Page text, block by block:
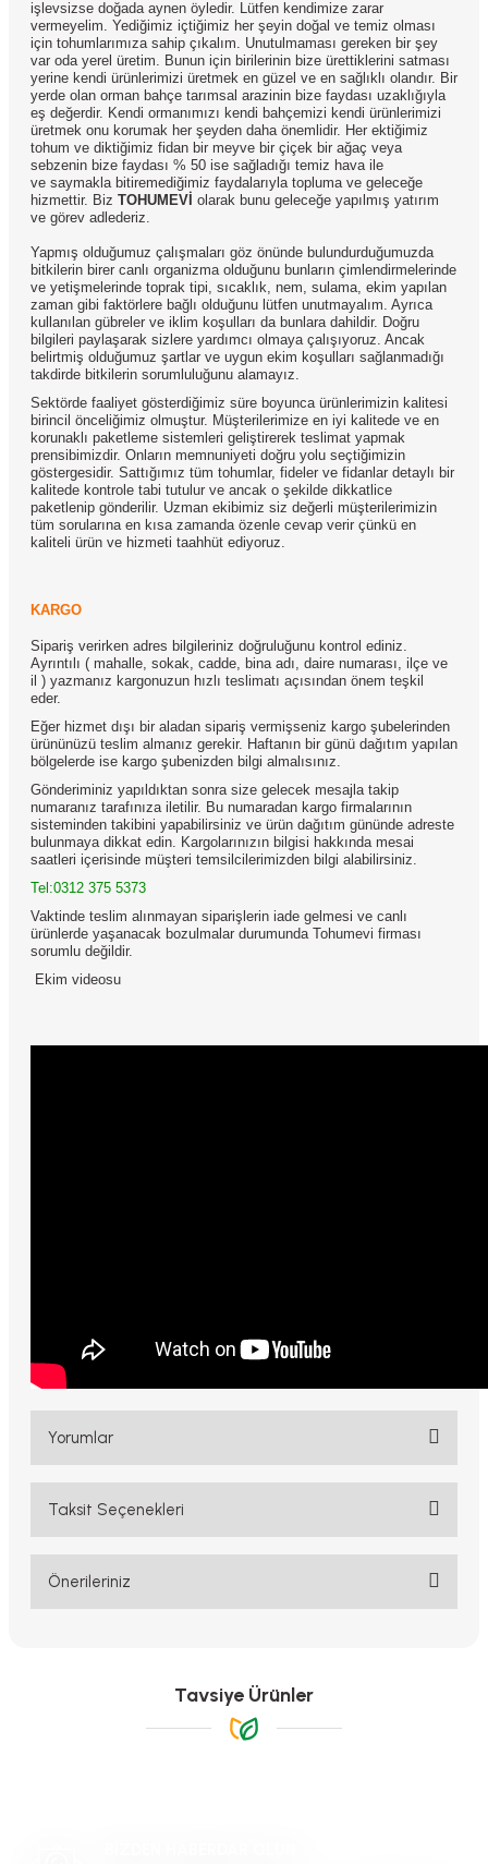
işlevsizse doğada aynen öyledir. Lütfen kendimize zarar
vermeyelim. Yediğimiz içtiğimiz her şeyin doğal ve temiz olması
için tohumlarımıza sahip çıkalım. Unutulmaması gereken bir şey
var oda yerel üretim. Bunun için birilerinin bize ürettiklerini satması
yerine kendi ürünlerimizi üretmek en güzel ve en sağlıklı olandır. Bir
yerde olan orman bahçe tarımsal arazinin bize faydası uzaklığıyla
eş değerdir. Kendi ormanımızı kendi bahçemizi kendi ürünlerimizi
üretmek onu korumak her şeyden daha önemlidir. Her ektiğimiz
tohum ve diktiğimiz fidan bir meyve bir çiçek bir ağaç veya
sebzenin bize faydası % 50 ise sağladığı temiz hava ile
ve saymakla bitiremediğimiz faydalarıyla topluma ve geleceğe
hizmettir. Biz TOHUMEVİ olarak bunu geleceğe yapılmış yatırım
ve görev adlederiz.
Yapmış olduğumuz çalışmaları göz önünde bulundurduğumuzda
bitkilerin birer canlı organizma olduğunu bunların çimlendirmelerinde
ve yetişmelerinde toprak tipi, sıcaklık, nem, sulama, ekim yapılan
zaman gibi faktörlere bağlı olduğunu lütfen unutmayalım. Ayrıca
kullanılan gübreler ve iklim koşulları da bunlara dahildir. Doğru
bilgileri paylaşarak sizlere yardımcı olmaya çalışıyoruz. Ancak
belirtmiş olduğumuz şartlar ve uygun ekim koşulları sağlanmadığı
takdirde bitkilerin sorumluluğunu alamayız.
Sektörde faaliyet gösterdiğimiz süre boyunca ürünlerimizin kalitesi
birincil önceliğimiz olmuştur. Müşterilerimize en iyi kalitede ve en
korunaklı paketleme sistemleri geliştirerek teslimat yapmak
prensibimizdir. Onların memnuniyeti doğru yolu seçtiğimizin
göstergesidir. Sattığımız tüm tohumlar, fideler ve fidanlar detaylı bir
kalitede kontrole tabi tutulur ve ancak o şekilde dikkatlice
paketlenip gönderilir. Uzman ekibimiz siz değerli müşterilerimizin
tüm sorularına en kısa zamanda özenle cevap verir çünkü en
kaliteli ürün ve hizmeti taahhüt ediyoruz.
KARGO
Sipariş verirken adres bilgileriniz doğruluğunu kontrol ediniz.
Ayrıntılı ( mahalle, sokak, cadde, bina adı, daire numarası, ilçe ve
il ) yazmanız kargonuzun hızlı teslimatı açısından önem teşkil
eder.
Eğer hizmet dışı bir aladan sipariş vermişseniz kargo şubelerinden
ürününüzü teslim almanız gerekir. Haftanın bir günü dağıtım yapılan
bölgelerde ise kargo şubenizden bilgi almalısınız.
Gönderiminiz yapıldıktan sonra size gelecek mesajla takip
numaranız tarafınıza iletilir. Bu numaradan kargo firmalarının
sisteminden takibini yapabilirsiniz ve ürün dağıtım gününde adreste
bulunmaya dikkat edin. Kargolarınızın bilgisi hakkında mesai
saatleri içerisinde müşteri temsilcilerimizden bilgi alabilirsiniz.
Tel:0312 375 5373
Vaktinde teslim alınmayan siparişlerin iade gelmesi ve canlı
ürünlerde yaşanacak bozulmalar durumunda Tohumevi firması
sorumlu değildir.
Ekim videosu
Yorumlar
Bu ürüne ilk yorumu siz yapın!
Taksit Seçenekleri
Önerileriniz
Ürün resmi kalitesiz, bozuk veya görüntülenemiyor.
Tavsiye Ürünler